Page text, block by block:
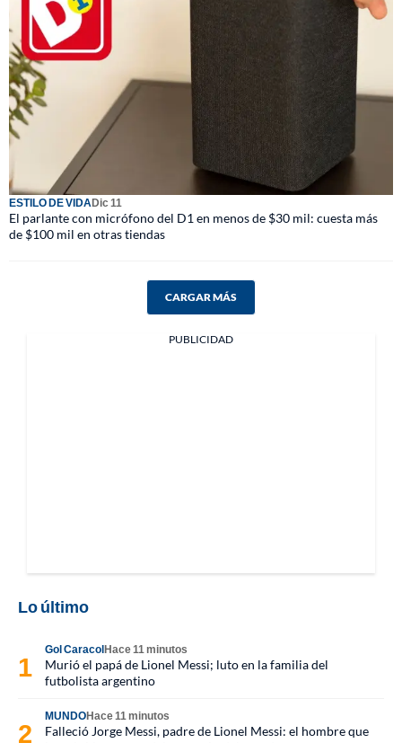
ESTILO DE VIDADic 11
El parlante con micrófono del D1 en menos de $30 mil: cuesta más
de $100 mil en otras tiendas
CARGAR MÁS
PUBLICIDAD
Lo último
Gol CaracolHace 11 minutos
Murió el papá de Lionel Messi; luto en la familia del
futbolista argentino
MUNDOHace 11 minutos
Falleció Jorge Messi, padre de Lionel Messi: el hombre que